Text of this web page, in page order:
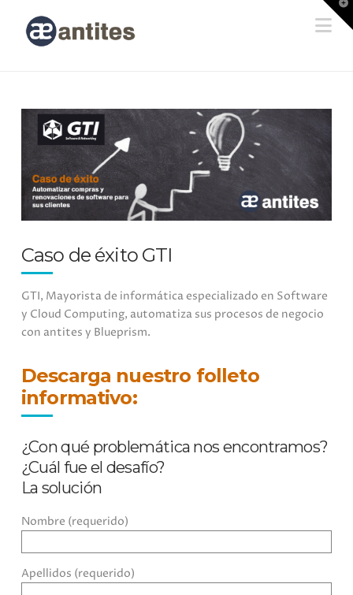
Caso de éxito GTI
GTI, Mayorista de informática especializado en Software
y Cloud Computing, automatiza sus procesos de negocio
con antites y Blueprism.
Descarga nuestro folleto
informativo:
¿Con qué problemática nos encontramos?
¿Cuál fue el desafío?
La solución
Nombre (requerido)
Apellidos (requerido)